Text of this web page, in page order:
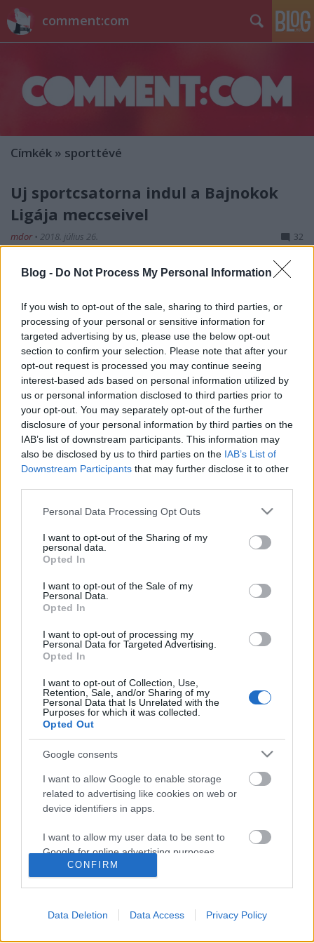
Blog - Do Not Process My Personal Information
If you wish to opt-out of the sale, sharing to third parties, or
processing of your personal or sensitive information for
targeted advertising by us, please use the below opt-out
section to confirm your selection. Please note that after your
opt-out request is processed you may continue seeing
interest-based ads based on personal information utilized by
us or personal information disclosed to third parties prior to
your opt-out. You may separately opt-out of the further
disclosure of your personal information by third parties on the
IAB’s list of downstream participants. This information may
also be disclosed by us to third parties on the IAB’s List of
Downstream Participants that may further disclose it to other
Please note that this website/app uses one or more Google
not limited to your visit or usage behaviour. You may click to
grant or deny consent to Google and its third-party tags to
use your data for below specified purposes in below Google
consent section.
Personal Data Processing Opt Outs
I want to opt-out of the Sharing of my
personal data.
Opted In
I want to opt-out of the Sale of my
Personal Data.
Opted In
I want to opt-out of processing my
Personal Data for Targeted Advertising.
Opted In
I want to opt-out of Collection, Use,
Retention, Sale, and/or Sharing of my
Personal Data that Is Unrelated with the
Purposes for which it was collected.
Opted Out
Google consents
I want to allow Google to enable storage
related to advertising like cookies on web or
device identifiers in apps.
I want to allow my user data to be sent to
Google for online advertising purposes.
I want to allow Google to send me
I want to allow Google to enable storage
related to analytics like cookies on web or
CONFIRM
Data Deletion Data Access Privacy Policy
comment:com
Címkék » sporttévé
Új sportcsatorna indul a Bajnokok
Ligája meccseivel
mdor • 2018. július 26. 32
Augusztus 11-én új sportcsatorna indul Spíler2
Csoport része. Műsorán az UEFA-val kötött
hosszútávú szerződés értelmében 2018 és 2021
között a Bajnokok Ligája mérkőzéseit is követhetik a
nézők, írja a csoport. Ugyanitt a spanyol labdarúgó-
bajnokság…
Ősztől az olasz és a spanyol foci is
mehet a Spílerre
2018. március 08.
Nem azért indít az ember sportcsatornát, aztán meg
további kettőt, hogy azon favágós realityket
mutasson zsinórban, erre legfeljebb akkor kerül sor,
ha a ember olyan tartalmak jogait veszi meg, amik
egyszerre láthatók és ütik egymást, ilyenkor
mittudomén, elővesz a csatornaportfóliójából két
másik…
közpénzből
2014. szeptember 30.
Azt írja a mai Blikk, hogy legkorábbban jövő ősszel
el fog indulni az MTVA saját sporttévéje, M5
névvel, én igazából már azt várom, hogy elinduljon